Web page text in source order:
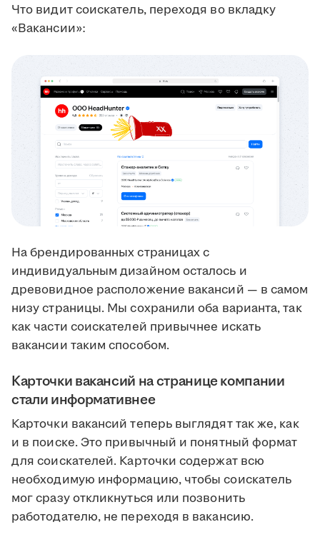
Что видит соискатель, переходя во вкладку
«Вакансии»:
На брендированных страницах с
индивидуальным дизайном осталось и
древовидное расположение вакансий — в самом
низу страницы. Мы сохранили оба варианта, так
как части соискателей привычнее искать
вакансии таким способом.
Карточки вакансий на странице компании
стали информативнее
Карточки вакансий теперь выглядят так же, как
и в поиске. Это привычный и понятный формат
для соискателей. Карточки содержат всю
необходимую информацию, чтобы соискатель
мог сразу откликнуться или позвонить
работодателю, не переходя в вакансию.